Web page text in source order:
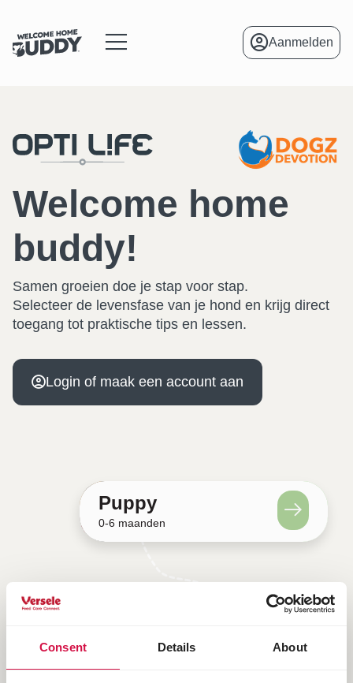
Consent Details About
Aanmelden
Welcome home
buddy!
Samen groeien doe je stap voor stap.
Selecteer de levensfase van je hond en krijg direct
toegang tot praktische tips en lessen.
Login of maak een account aan
46 lessen
Puppy
0-6 maanden
Puppy
Puber
6 maanden - 1/2 jaar
Volwassen